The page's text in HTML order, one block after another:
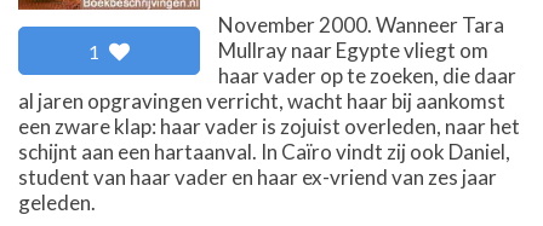
1
November 2000. Wanneer Tara
Mullray naar Egypte vliegt om
haar vader op te zoeken, die daar
al jaren opgravingen verricht, wacht haar bij aankomst
een zware klap: haar vader is zojuist overleden, naar het
schijnt aan een hartaanval. In Caïro vindt zij ook Daniel,
student van haar vader en haar ex-vriend van zes jaar
geleden.